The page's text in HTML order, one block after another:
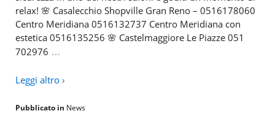
relax! 🌸 Casalecchio Shopville Gran Reno – 0516178060
Centro Meridiana 0516132737 Centro Meridiana con
estetica 0516135256 🌸 Castelmaggiore Le Piazze 051
702976 …
Leggi altro ›
Pubblicato in News